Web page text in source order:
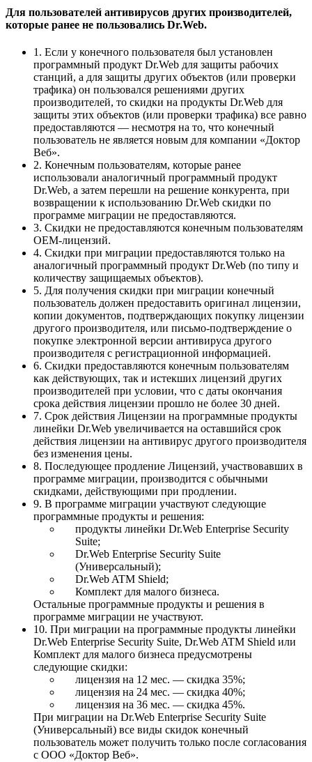
Для пользователей антивирусов других производителей,
которые ранее не пользовались Dr.Web.
1. Если у конечного пользователя был установлен
программный продукт Dr.Web для защиты рабочих
станций, а для защиты других объектов (или проверки
трафика) он пользовался решениями других
производителей, то скидки на продукты Dr.Web для
защиты этих объектов (или проверки трафика) все равно
предоставляются — несмотря на то, что конечный
пользователь не является новым для компании «Доктор
Веб».
2. Конечным пользователям, которые ранее
использовали аналогичный программный продукт
Dr.Web, а затем перешли на решение конкурента, при
возвращении к использованию Dr.Web скидки по
программе миграции не предоставляются.
3. Скидки не предоставляются конечным пользователям
OEM-лицензий.
4. Скидки при миграции предоставляются только на
аналогичный программный продукт Dr.Web (по типу и
количеству защищаемых объектов).
5. Для получения скидки при миграции конечный
пользователь должен предоставить оригинал лицензии,
копии документов, подтверждающих покупку лицензии
другого производителя, или письмо-подтверждение о
покупке электронной версии антивируса другого
производителя с регистрационной информацией.
6. Скидки предоставляются конечным пользователям
как действующих, так и истекших лицензий других
производителей при условии, что с даты окончания
срока действия лицензии прошло не более 30 дней.
7. Срок действия Лицензии на программные продукты
линейки Dr.Web увеличивается на оставшийся срок
действия лицензии на антивирус другого производителя
без изменения цены.
8. Последующее продление Лицензий, участвовавших в
программе миграции, производится с обычными
скидками, действующими при продлении.
9. В программе миграции участвуют следующие
программные продукты и решения:
продукты линейки Dr.Web Enterprise Security
Suite;
Dr.Web Enterprise Security Suite
(Универсальный);
Dr.Web ATM Shield;
Комплект для малого бизнеса.
Остальные программные продукты и решения в
программе миграции не участвуют.
10. При миграции на программные продукты линейки
Dr.Web Enterprise Security Suite, Dr.Web ATM Shield или
Комплект для малого бизнеса предусмотрены
следующие скидки:
лицензия на 12 мес. — скидка 35%;
лицензия на 24 мес. — скидка 40%;
лицензия на 36 мес. — скидка 45%.
При миграции на Dr.Web Enterprise Security Suite
(Универсальный) все виды скидок конечный
пользователь может получить только после согласования
с ООО «Доктор Веб».